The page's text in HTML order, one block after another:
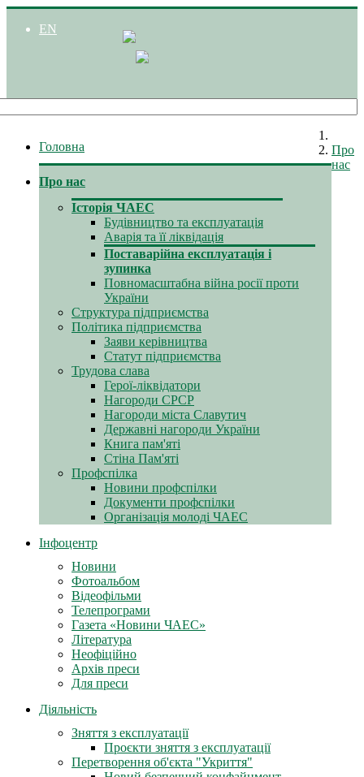
EN
Головна
Про нас
Історія ЧАЕС
Будівництво та експлуатація
Аварія та її ліквідація
Поставарійна експлуатація і
зупинка
Повномасштабна війна росії проти
України
Структура підприємства
Політика підприємства
Заяви керівництва
Статут підприємства
Трудова слава
Герої-ліквідатори
Нагороди СРСР
Нагороди міста Славутич
Державні нагороди України
Книга пам'яті
Стіна Пам'яті
Профспілка
Новини профспілки
Документи профспілки
Організація молоді ЧАЕС
Інфоцентр
Новини
Фотоальбом
Відеофільми
Телепрограми
Газета «Новини ЧАЕС»
Література
Неофіційно
Архів преси
Для преси
Діяльність
Зняття з експлуатації
Проєкти зняття з експлуатації
Перетворення об'єкта "Укриття"
Про
нас